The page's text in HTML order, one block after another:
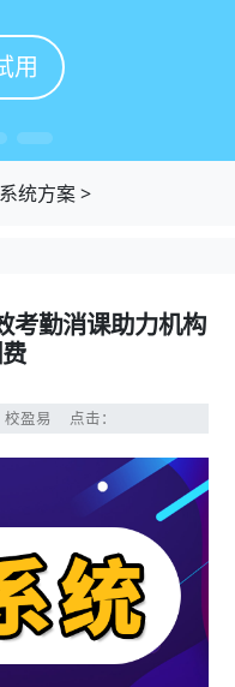
用
用
用
用
统方案>
考勤消课助力机构
校盈易 点击：